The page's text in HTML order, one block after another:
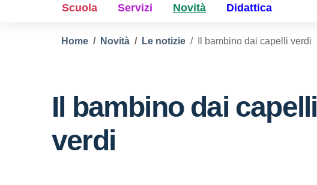
Scuola Servizi Novità Didattica
Home Novità Le notizie Il bambino dai capelli verdi
Il bambino dai capelli
verdi